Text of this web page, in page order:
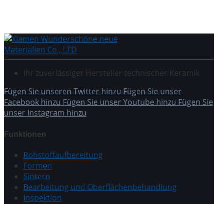
Ihr zuverlässiger Hersteller technischer Keramik
Fügen Sie unseren Twitter hinzu Fügen Sie unser
Facebook hinzu Fügen Sie unser Youtube hinzu Fügen Sie
unser Instagram hinzu
Funktionen
Rohstoffaufbereitung
Formen
Sintern
Bearbeitung und Oberflächenbehandlung
Inspektion